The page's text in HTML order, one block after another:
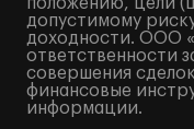
допустимому
доходности. ООО
ответственности
совершения
финансовые
информации.